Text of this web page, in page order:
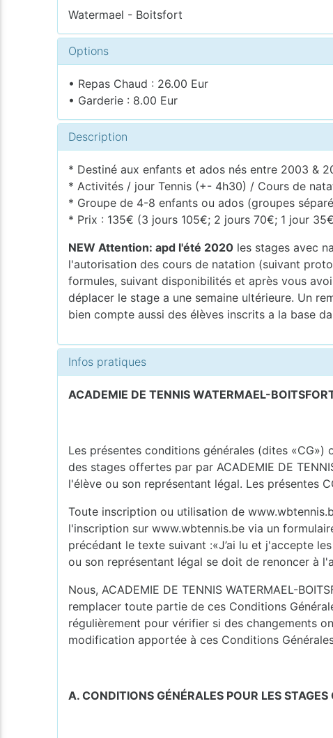
Watermael - Boitsfort
Options
• Repas Chaud : 26.00 Eur
• Garderie : 8.00 Eur
Description
* Destiné aux enfants et ados nés entre 2003 &
* Activités / jour Tennis (+- 4h30) / Cours de
* Groupe de 4-8 enfants ou ados (groupes
* Prix : 135€ (3 jours 105€; 2 jours 70€; 1 jour
NEW Attention: apd l'été 2020 les stages avec
l'autorisation des cours de natation (suivant
formules, suivant disponibilités et après vous
déplacer le stage a une semaine ultérieure. Un
bien compte aussi des élèves inscrits a la base
Infos pratiques
ACADEMIE DE TENNIS WATERMAEL-
Les présentes conditions générales (dites
des stages offertes par par ACADEMIE DE
l'élève ou son représentant légal. Les présentes
Toute inscription ou utilisation de
l'inscription sur www.wbtennis.be via un
précédant le texte suivant :«J’ai lu et j'accepte
ou son représentant légal se doit de renoncer à
Nous, ACADEMIE DE TENNIS WATERMAEL-
remplacer toute partie de ces Conditions
régulièrement pour vérifier si des changements
modification apportée à ces Conditions
A. CONDITIONS GÉNÉRALES POUR LES STAGES